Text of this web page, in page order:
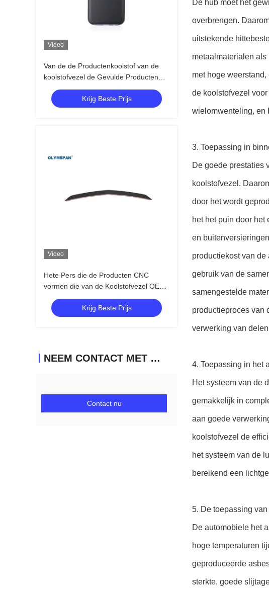
Video
Van de de Productenkoolstof van de
koolstofvezel de Gevulde Producten
Vezel Op hoge temperatuur
Krijg Beste Prijs
Video
Hete Pers die de Producten CNC
vormen die van de Koolstofvezel OEM
Ontwerp snijden
Krijg Beste Prijs
NEEM CONTACT MET ONS OP
Contact nu
De hub moet het
overbrengen.
uitstekende
metaalmaterialen
met hoge
de koolstofvezel
wielomwenteling, en
3. Toepassing in
De goede prestaties
koolstofvezel.
door het wordt
het het puin door
en
productiekost van
gebruik van de
samengestelde
productieproces van
verwerking van
4. Toepassing in het
Het systeem van de
gemakkelijk in
aan goede
koolstofvezel de
het systeem van de
bereikend een
5. De toepassing
De automobiele het
hoge temperaturen
geproduceerde
sterkte, goede